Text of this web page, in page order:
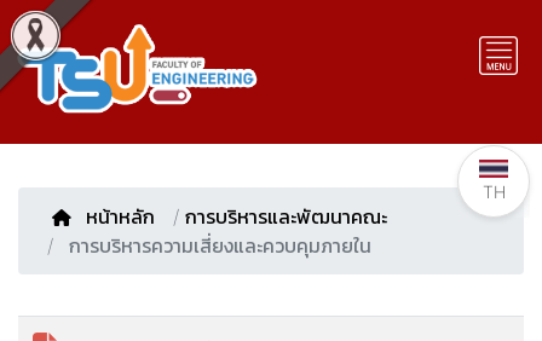
หน้าหลัก / การบริหารและพัฒนาคณะ
การบริหารความเสี่ยงและควบคุมภายใน
TH